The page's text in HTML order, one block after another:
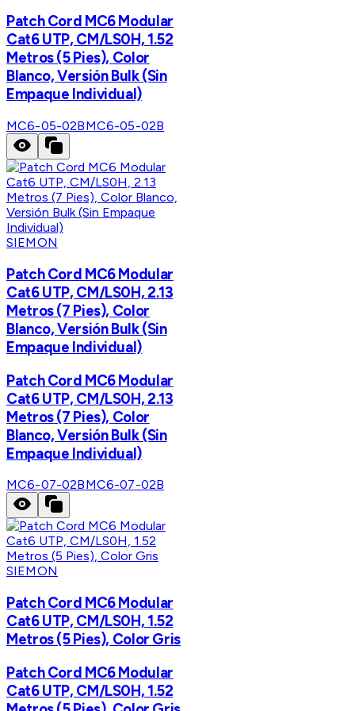
Patch Cord MC6 Modular
Cat6 UTP, CM/LS0H, 1.52
Metros (5 Pies), Color
Blanco, Versión Bulk (Sin
Empaque Individual)
MC6-05-02BMC6-05-02B
SIEMON
Patch Cord MC6 Modular
Cat6 UTP, CM/LS0H, 2.13
Metros (7 Pies), Color
Blanco, Versión Bulk (Sin
Empaque Individual)
Patch Cord MC6 Modular
Cat6 UTP, CM/LS0H, 2.13
Metros (7 Pies), Color
Blanco, Versión Bulk (Sin
Empaque Individual)
MC6-07-02BMC6-07-02B
SIEMON
Patch Cord MC6 Modular
Cat6 UTP, CM/LS0H, 1.52
Metros (5 Pies), Color Gris
Patch Cord MC6 Modular
Cat6 UTP, CM/LS0H, 1.52